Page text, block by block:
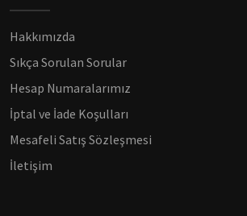
Hakkımızda
Sıkça Sorulan Sorular
Hesap Numaralarımız
İptal ve İade Koşulları
Mesafeli Satış Sözleşmesi
İletişim